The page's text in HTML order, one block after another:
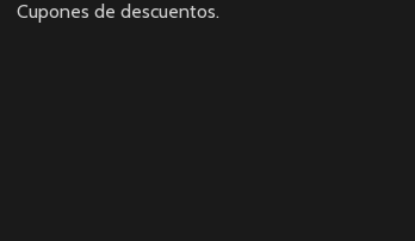
Cupones de descuentos.